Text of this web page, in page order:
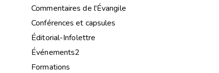
Commentaires de l'Évangile
Conférences et capsules
Éditorial-Infolettre
Événements2
Formations